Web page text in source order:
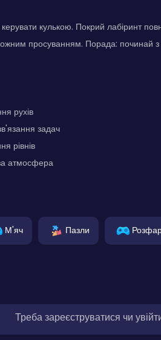
кулькою. Покрий лабіринт
просуванням. Порада: починай з
рухів
задач
рівнів
атмосфера
М'яч Пазли
Треба зареєструватися чи